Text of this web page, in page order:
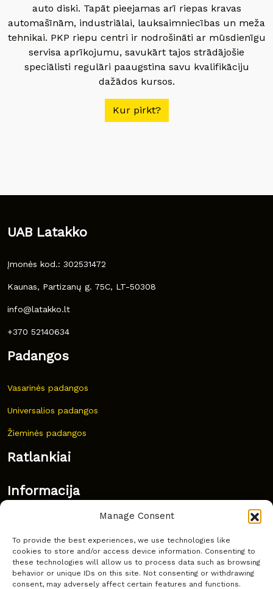
Manage Consent
To provide the best experiences, we use technologies like
cookies to store and/or access device information. Consenting to
these technologies will allow us to process data such as browsing
behavior or unique IDs on this site. Not consenting or withdrawing
consent, may adversely affect certain features and functions.
auto diski. Tapāt pieejamas arī riepas kravas
automašīnām, industriālai, lauksaimniecības un meža
tehnikai. PKP riepu centri ir nodrošināti ar mūsdienīgu
servisa aprīkojumu, savukārt tajos strādājošie
speciālisti regulāri paaugstina savu kvalifikāciju
dažādos kursos.
Kur pirkt?
UAB Latakko
Įmonės kod.: 302531472
Kaunas, Partizanų g. 75C, LT-50308
info@latakko.lt
+370 52140634
Padangos
Vasarinės padangos
Universalios padangos
Žieminės padangos
Ratlankiai
Informacija
Dažnai užduodami klausimai
Kur nusipirkti?